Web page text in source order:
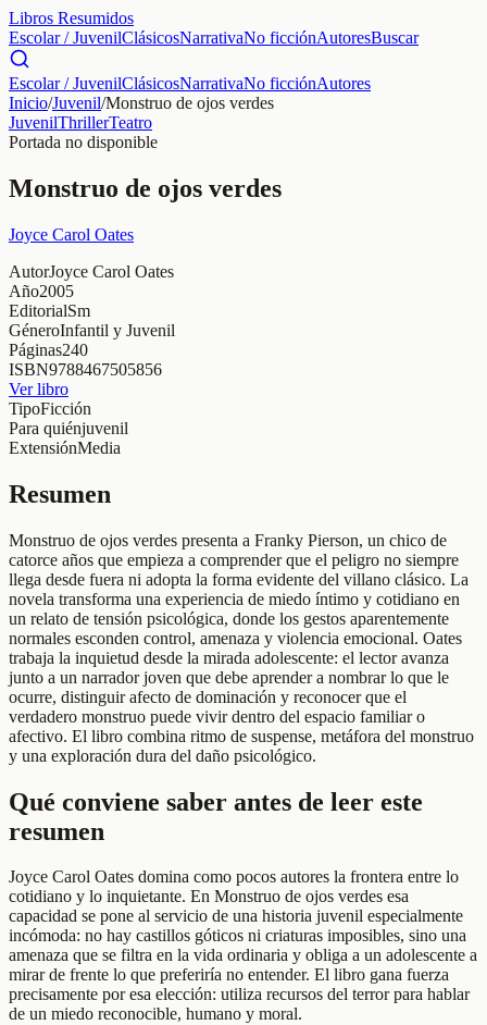
Libros Resumidos
Escolar / JuvenilClásicosNarrativaNo ficciónAutoresBuscar
Escolar / JuvenilClásicosNarrativaNo ficciónAutores
Inicio/Juvenil/Monstruo de ojos verdes
JuvenilThrillerTeatro
Portada no disponible
Monstruo de ojos verdes
Joyce Carol Oates
AutorJoyce Carol Oates
Año2005
EditorialSm
GéneroInfantil y Juvenil
Páginas240
ISBN9788467505856
Ver libro
TipoFicción
Para quiénjuvenil
ExtensiónMedia
Resumen
Monstruo de ojos verdes presenta a Franky Pierson, un chico de
catorce años que empieza a comprender que el peligro no siempre
llega desde fuera ni adopta la forma evidente del villano clásico. La
novela transforma una experiencia de miedo íntimo y cotidiano en
un relato de tensión psicológica, donde los gestos aparentemente
normales esconden control, amenaza y violencia emocional. Oates
trabaja la inquietud desde la mirada adolescente: el lector avanza
junto a un narrador joven que debe aprender a nombrar lo que le
ocurre, distinguir afecto de dominación y reconocer que el
verdadero monstruo puede vivir dentro del espacio familiar o
afectivo. El libro combina ritmo de suspense, metáfora del monstruo
y una exploración dura del daño psicológico.
Qué conviene saber antes de leer este
resumen
Joyce Carol Oates domina como pocos autores la frontera entre lo
cotidiano y lo inquietante. En Monstruo de ojos verdes esa
capacidad se pone al servicio de una historia juvenil especialmente
incómoda: no hay castillos góticos ni criaturas imposibles, sino una
amenaza que se filtra en la vida ordinaria y obliga a un adolescente a
mirar de frente lo que preferiría no entender. El libro gana fuerza
precisamente por esa elección: utiliza recursos del terror para hablar
de un miedo reconocible, humano y moral.